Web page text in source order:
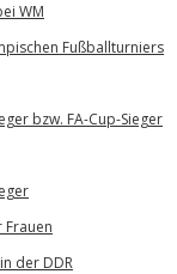
WM
Fußballturniers
bzw. FA-Cup-Sieger
der DDR